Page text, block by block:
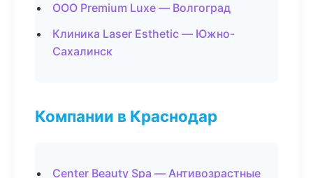
ООО Premium Luxe — Волгоград
Клиника Laser Esthetic — Южно-
Сахалинск
Компании в Краснодар
Center Beauty Spa — Антивозрастные